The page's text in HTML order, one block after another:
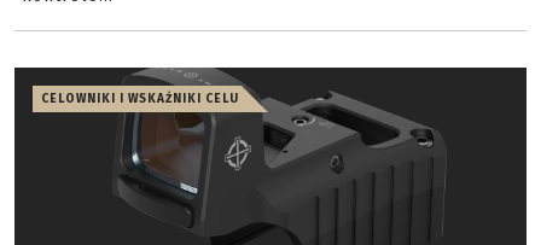
CELOWNIKI I WSKAŹNIKI CELU